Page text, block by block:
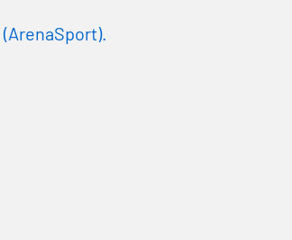
(ArenaSport).